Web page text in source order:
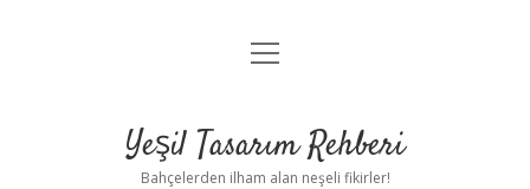
Anasayfa
Yasal Uyarı
menüyü
Yeşil Tasarım Rehberi
Bahçelerden ilham alan neşeli fikirler!